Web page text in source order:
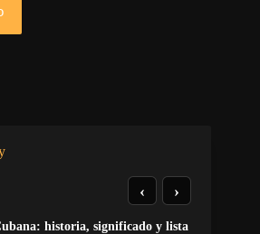
historia, significado y lista
‹ ›